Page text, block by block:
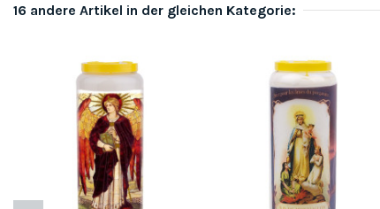
16 andere Artikel in der gleichen Kategorie: